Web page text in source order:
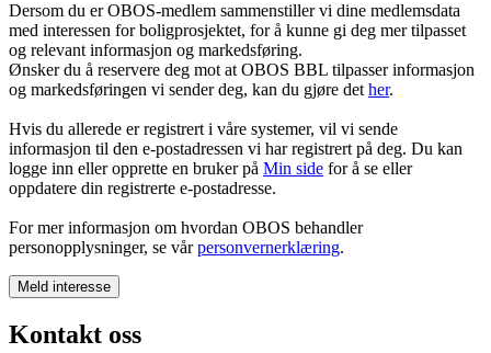
Dersom du er OBOS-medlem sammenstiller vi dine medlemsdata
med interessen for boligprosjektet, for å kunne gi deg mer tilpasset
og relevant informasjon og markedsføring.
Ønsker du å reservere deg mot at OBOS BBL tilpasser informasjon
og markedsføringen vi sender deg, kan du gjøre det her.
Hvis du allerede er registrert i våre systemer, vil vi sende
informasjon til den e-postadressen vi har registrert på deg. Du kan
logge inn eller opprette en bruker på Min side for å se eller
oppdatere din registrerte e-postadresse.
For mer informasjon om hvordan OBOS behandler
personopplysninger, se vårpersonvernerklæring.
Meld interesse
Kontakt oss